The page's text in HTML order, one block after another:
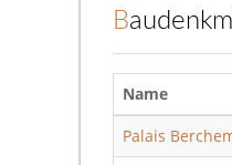
Name
Palais